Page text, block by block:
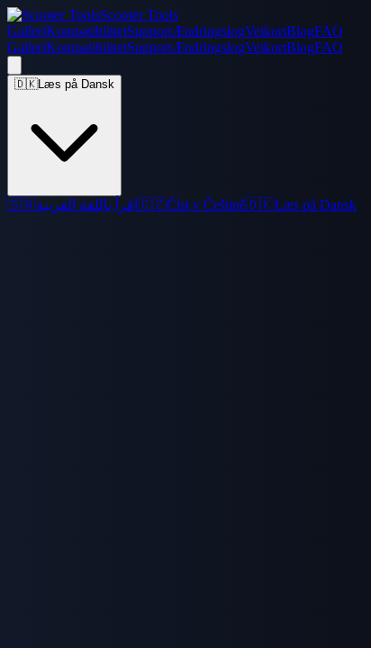
Scooter Tools
GalleriKompatibilitetSupportÆndringslogVeikortBlogFAQ
GalleriKompatibilitetSupportÆndringslogVeikortBlogFAQ
🇩🇰Læs på Dansk
🇸🇦اقرأ باللغة العربية 🇨🇿Číst v Češtině🇩🇰Læs på Dansk